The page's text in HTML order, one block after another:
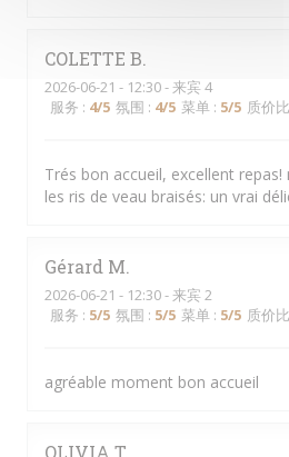
COLETTE B
2026-06-21 - 12:30 - 来宾 4
服务 : 4/5 氛围 : 4/5 菜单 : 5/5 质价比
Trés bon accueil, excellent
les ris de veau braisés: un vrai
Gérard M
2026-06-21 - 12:30 - 来宾 2
服务 : 5/5 氛围 : 5/5 菜单 : 5/5 质价比
agréable moment bon accueil
OLIVIA T